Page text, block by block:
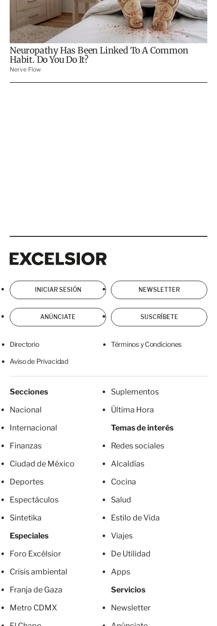
INICIAR SESIÓN NEWSLETTER
ANÚNCIATE SUSCRÍBETE
Directorio Términos y Condiciones
Aviso de Privacidad
Secciones
Nacional
Internacional
Finanzas
Ciudad de México
Deportes
Espectáculos
Sintetika
Especiales
Foro Excélsior
Crisis ambiental
Franja de Gaza
Metro CDMX
Suplementos
Última Hora
Temas de interés
Redes sociales
Alcaldías
Cocina
Salud
Estilo de Vida
Viajes
De Utilidad
Apps
Servicios
Newsletter